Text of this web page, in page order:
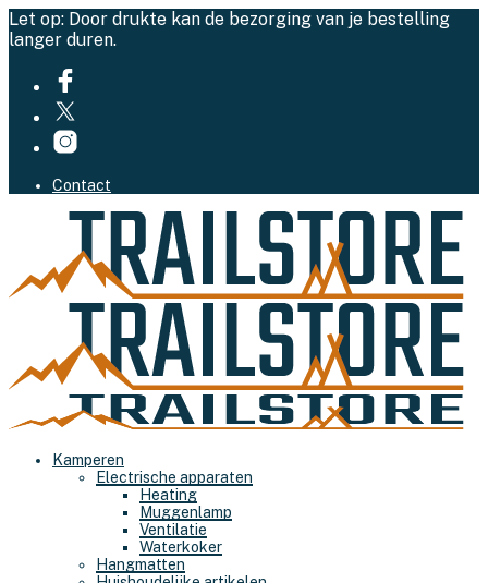
Let op: Door drukte kan de bezorging van je bestelling
langer duren.
Contact
Kamperen
Electrische apparaten
Heating
Muggenlamp
Ventilatie
Waterkoker
Hangmatten